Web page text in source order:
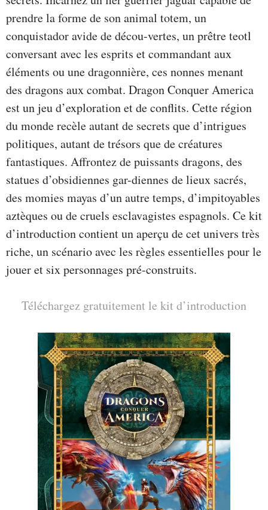
prendre la forme de son animal totem, un
conquistador avide de décou-vertes, un prêtre teotl
conversant avec les esprits et commandant aux
éléments ou une dragonnière, ces nonnes menant
des dragons aux combat. Dragon Conquer America
est un jeu d’exploration et de conflits. Cette région
du monde recèle autant de secrets que d’intrigues
politiques, autant de trésors que de créatures
fantastiques. Affrontez de puissants dragons, des
statues d’obsidiennes gar-diennes de lieux sacrés,
des momies mayas d’un autre temps, d’impitoyables
aztèques ou de cruels esclavagistes espagnols. Ce kit
d’introduction contient un aperçu de cet univers très
riche, un scénario avec les règles essentielles pour le
jouer et six personnages pré-construits.
Téléchargez gratuitement le kit d’introduction